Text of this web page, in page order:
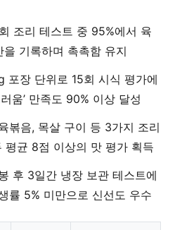
조리 테스트 중 95%에서 육
을 기록하며 촉촉함 유지
포장 단위로 15회 시식 평가에
러움’ 만족도 90% 이상 달성
볶음, 목살 구이 등 3가지 조리
평균 8점 이상의 맛 평가 획득
후 3일간 냉장 보관 테스트에
률 5% 미만으로 신선도 우수